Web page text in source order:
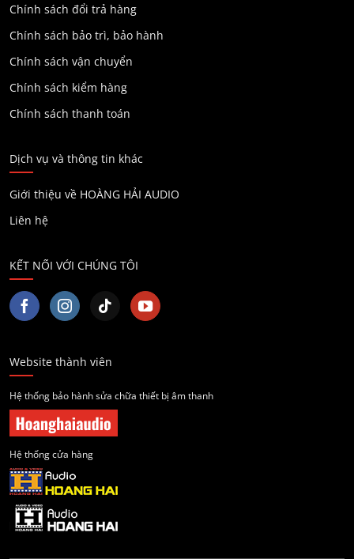
Chính sách đổi trả hàng
Chính sách bảo trì, bảo hành
Chính sách vận chuyển
Chính sách kiểm hàng
Chính sách thanh toán
Dịch vụ và thông tin khác
Giới thiệu về HOÀNG HẢI AUDIO
Liên hệ
KẾT NỐI VỚI CHÚNG TÔI
Website thành viên
Hệ thống bảo hành sửa chữa thiết bị âm thanh
Hệ thống cửa hàng